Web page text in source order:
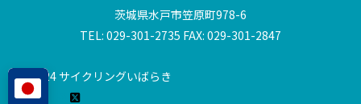
茨城県水戸市笠原町978-6
TEL: 029-301-2735 FAX: 029-301-2847
© 2024 サイクリングいばらき